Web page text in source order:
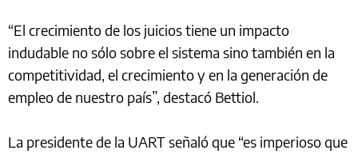
“El crecimiento de los juicios tiene un impacto
indudable no sólo sobre el sistema sino también en la
competitividad, el crecimiento y en la generación de
empleo de nuestro país”, destacó Bettiol.
La presidente de la UART señaló que “es imperioso que